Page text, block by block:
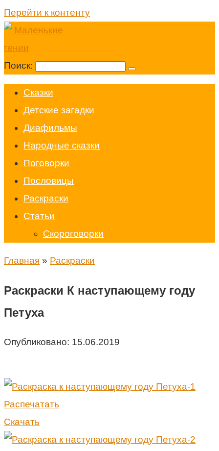
Перейти к контенту
Поиск:
Cказки
Детские загадки
Диафильмы
Народные сказки
Поговорки
Пословицы
Раскраски
Статьи
Скороговорки
Главная » Раскраски
Раскраски К наступающему году
Петуха
Опубликовано: 15.06.2019
Распечатать
Скачать